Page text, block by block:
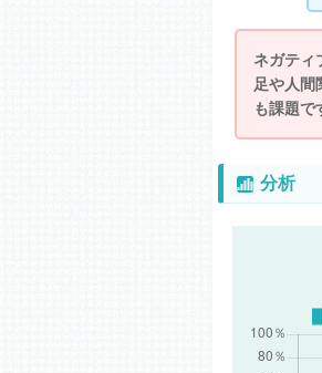
ネガティ
足や人間
も課題で
分析